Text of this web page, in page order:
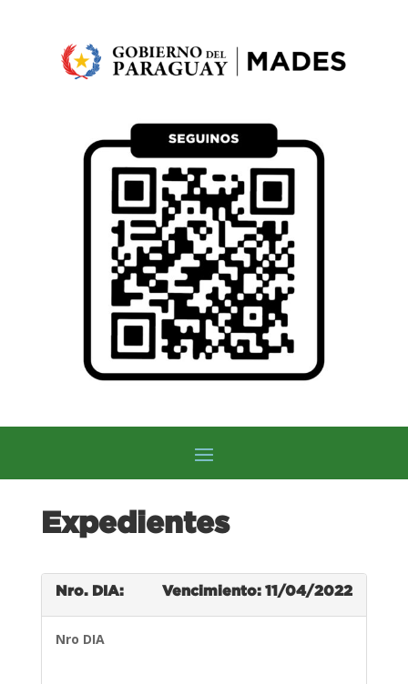
Expedientes
Nro. DIA: Vencimiento: 11/04/2022
Nro DIA